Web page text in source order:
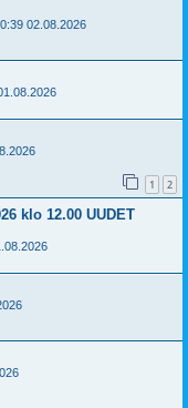
02.08.2026
1 2
klo 12.00 UUDET